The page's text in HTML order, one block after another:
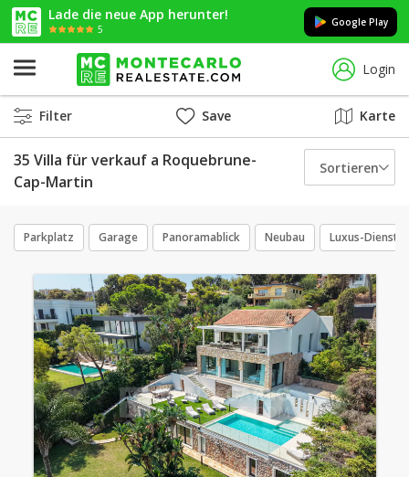
Lade die neue App herunter!
5
Google Play
Login
Filter Save Karte
35 Villa für verkauf a Roquebrune-
Cap-Martin
Sortieren
Parkplatz Garage Panoramablick Neubau Luxus-